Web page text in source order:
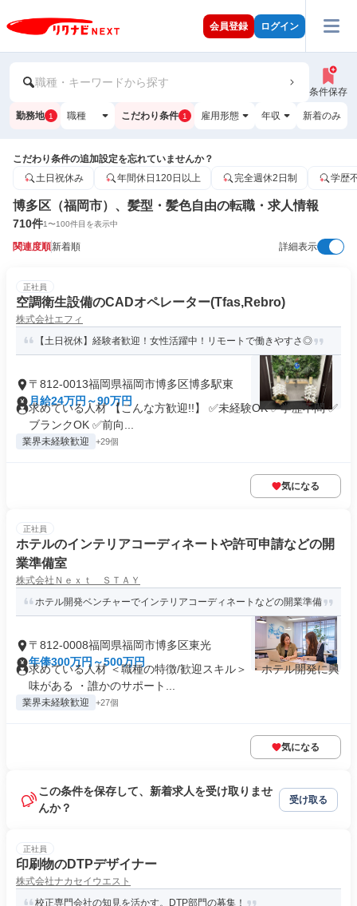
会員登録 ログイン
職種・キーワードから探す
条件保存
勤務地 1 職種 こだわり条件 1 雇用形態 年収 新着のみ
こだわり条件の追加設定を忘れていませんか？
土日祝休み
年間休日120日以上 完全週休2日制 学歴
博多区（福岡市）、髪型・髪色自由の転職・求人情報
710件1〜100件目を表示中
関連度順新着順 詳細表示
正社員
空調衛生設備のCADオペレーター(Tfas,Rebro)
株式会社エフィ
【土日祝休】経験者歓迎！女性活躍中！リモートで働きやすさ◎
〒812-0013福岡県福岡市博多区博多駅東
月給24万円～90万円
求めている人材 【こんな方歓迎!!】 ✅未経験OK ✅学歴不問 ✅
ブランクOK ✅前向...
業界未経験歓迎 +29個
気になる
正社員
ホテルのインテリアコーディネートや許可申請などの開
業準備室
株式会社Ｎｅｘｔ ＳＴＡＹ
ホテル開発ベンチャーでインテリアコーディネートなどの開業準備
〒812-0008福岡県福岡市博多区東光
年俸300万円～500万円
求めている人材 ＜職種の特徴/歓迎スキル＞ ・ホテル開発に興
味がある ・誰かのサポート...
業界未経験歓迎 +27個
気になる
この条件を保存して、新着求人を受け取りませ
んか？
受け取る
正社員
印刷物のDTPデザイナー
株式会社ナカセイウエスト
校正専門会社の知見を活かす。DTP部門の募集！